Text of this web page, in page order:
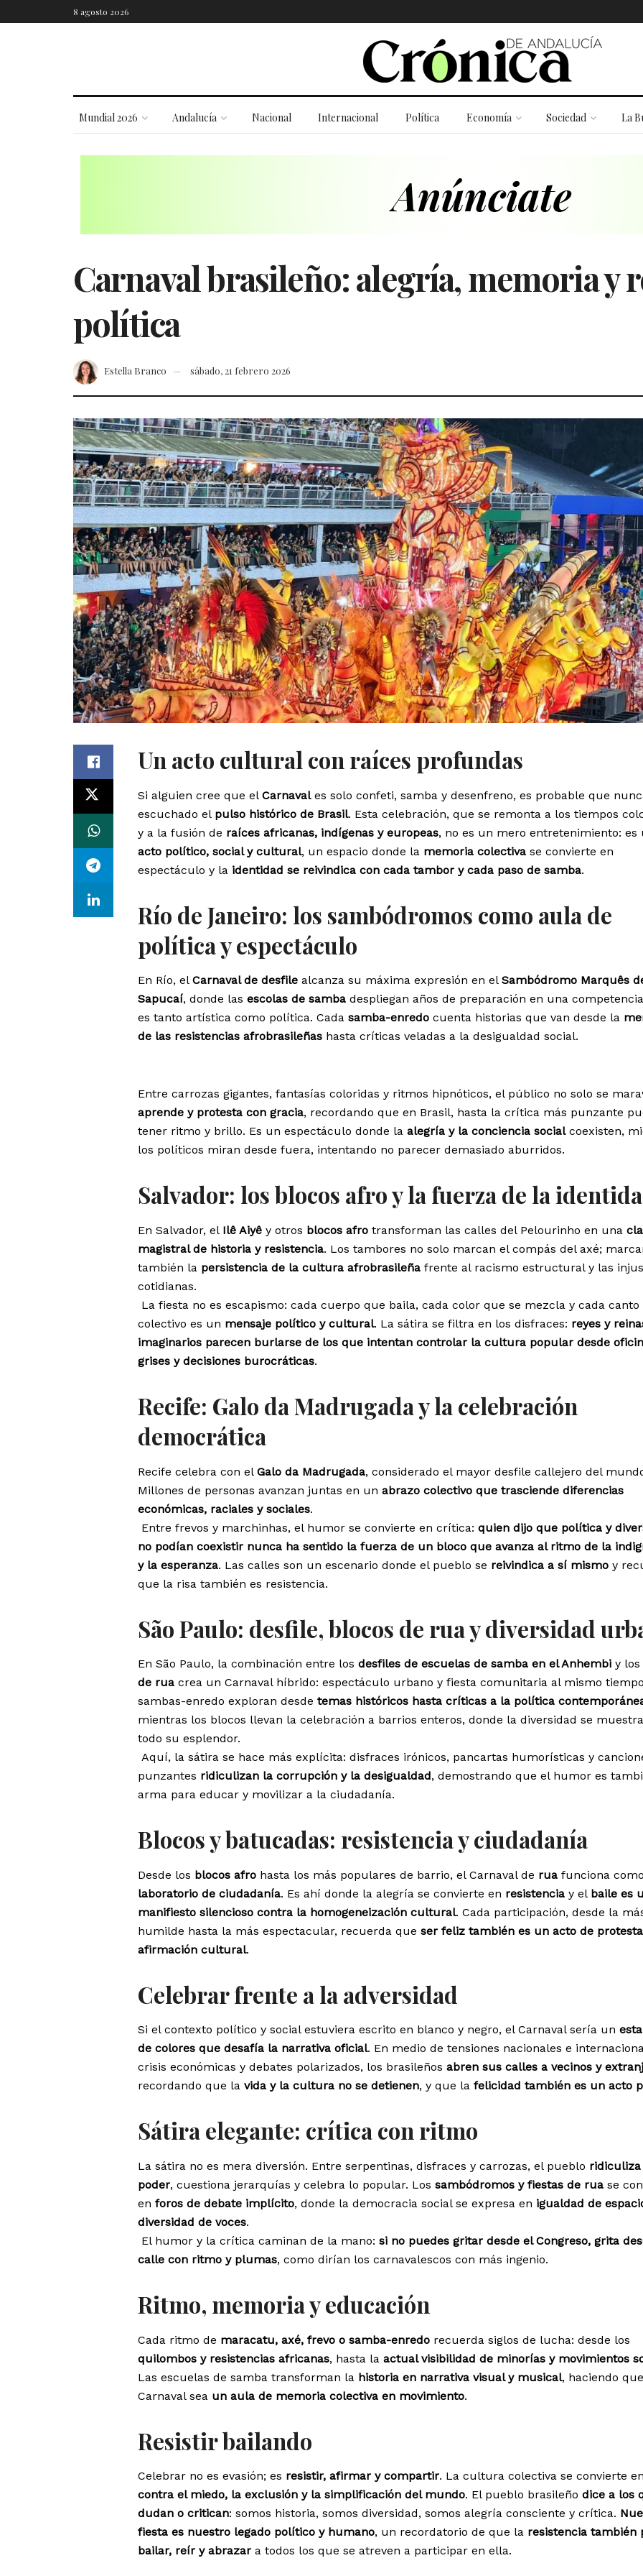
8 agosto 2026
Mundial 2026 Andalucía Nacional Internacional Política Economía Sociedad La
Carnaval brasileño: alegría, memoria y
política
Estella Branco sábado, 21 febrero 2026
Un acto cultural con raíces profundas
Si alguien cree que el Carnavales solo confeti, samba y desenfreno, es probable que
escuchado el pulso histórico de Brasil. Esta celebración, que se remonta a los tiempos
y a la fusión de raíces africanas, indígenas y europeas, no es un mero entretenimiento: es
acto político, social y cultural, un espacio donde la memoria colectiva se convierte en
espectáculo y la identidad se reivindica con cada tambor y cada paso de samba.
Río de Janeiro: los sambódromos como aula de
política y espectáculo
En Río, el Carnaval de desfile alcanza su máxima expresión en el Sambódromo Marquês
Sapucaí, donde las escolas de samba despliegan años de preparación en una
es tanto artística como política. Cada samba-enredo cuenta historias que van desde la
de las resistencias afrobrasileñas hasta críticas veladas a la desigualdad social.
Entre carrozas gigantes, fantasías coloridas y ritmos hipnóticos, el público no solo se
aprende y protesta con gracia, recordando que en Brasil, hasta la crítica más punzante
tener ritmo y brillo. Es un espectáculo donde la alegría y la conciencia socialcoexisten,
los políticos miran desde fuera, intentando no parecer demasiado aburridos.
Salvador: los blocos afro y la fuerza de la
En Salvador, el Ilê Aiyê y otros blocos afro transforman las calles del Pelourinho en una
magistral de historia y resistencia. Los tambores no solo marcan el compás del axé;
también la persistencia de la cultura afrobrasileña frente al racismo estructural y las
cotidianas.
La fiesta no es escapismo: cada cuerpo que baila, cada color que se mezcla y cada canto
colectivo es un mensaje político y cultural. La sátira se filtra en los disfraces: reyes y
imaginarios parecen burlarse de los que intentan controlar la cultura popular desde
grises y decisiones burocráticas.
Recife: Galo da Madrugada y la celebración
democrática
Recife celebra con el Galo da Madrugada, considerado el mayor desfile callejero del
Millones de personas avanzan juntas en un abrazo colectivo que trasciende diferencias
económicas, raciales y sociales.
Entre frevos y marchinhas, el humor se convierte en crítica: quien dijo que política y
no podían coexistir nunca ha sentido la fuerza de un bloco que avanza al ritmo de la
y la esperanza. Las calles son un escenario donde el pueblo se reivindica a sí mismo y
que la risa también es resistencia.
São Paulo: desfile, blocos de rua y diversidad
En São Paulo, la combinación entre los desfiles de escuelas de samba en el Anhembi y los
de rua crea un Carnaval híbrido: espectáculo urbano y fiesta comunitaria al mismo
sambas-enredo exploran desde temas históricos hasta críticas a la política
mientras los blocos llevan la celebración a barrios enteros, donde la diversidad se
todo su esplendor.
Aquí, la sátira se hace más explícita: disfraces irónicos, pancartas humorísticas y
punzantes ridiculizan la corrupción y la desigualdad, demostrando que el humor es
arma para educar y movilizar a la ciudadanía.
Blocos y batucadas: resistencia y ciudadanía
Desde los blocos afro hasta los más populares de barrio, el Carnaval de rua funciona
laboratorio de ciudadanía. Es ahí donde la alegría se convierte en resistencia y el baile es
manifiesto silencioso contra la homogeneización cultural. Cada participación, desde la
humilde hasta la más espectacular, recuerda que ser feliz también es un acto de
afirmación cultural.
Celebrar frente a la adversidad
Si el contexto político y social estuviera escrito en blanco y negro, el Carnaval sería un
de colores que desafía la narrativa oficial. En medio de tensiones nacionales e
crisis económicas y debates polarizados, los brasileños abren sus calles a vecinos y
recordando que la vida y la cultura no se detienen, y que la felicidad también es un acto
Sátira elegante: crítica con ritmo
La sátira no es mera diversión. Entre serpentinas, disfraces y carrozas, el pueblo ridiculiza
poder, cuestiona jerarquías y celebra lo popular. Los sambódromos y fiestas de rua se
en foros de debate implícito, donde la democracia social se expresa en igualdad de
diversidad de voces.
El humor y la crítica caminan de la mano: si no puedes gritar desde el Congreso, grita
calle con ritmo y plumas, como dirían los carnavalescos con más ingenio.
Ritmo, memoria y educación
Cada ritmo de maracatu, axé, frevo o samba-enredo recuerda siglos de lucha: desde los
quilombos y resistencias africanas, hasta la actual visibilidad de minorías y movimientos
Las escuelas de samba transforman la historia en narrativa visual y musical, haciendo
Carnaval sea un aula de memoria colectiva en movimiento.
Resistir bailando
Celebrar no es evasión; es resistir, afirmar y compartir. La cultura colectiva se convierte en
contra el miedo, la exclusión y la simplificación del mundo. El pueblo brasileño dice a los
dudan o critican: somos historia, somos diversidad, somos alegría consciente y crítica.
fiesta es nuestro legado político y humano, un recordatorio de que la resistencia también
bailar, reír y abrazar a todos los que se atreven a participar en ella.